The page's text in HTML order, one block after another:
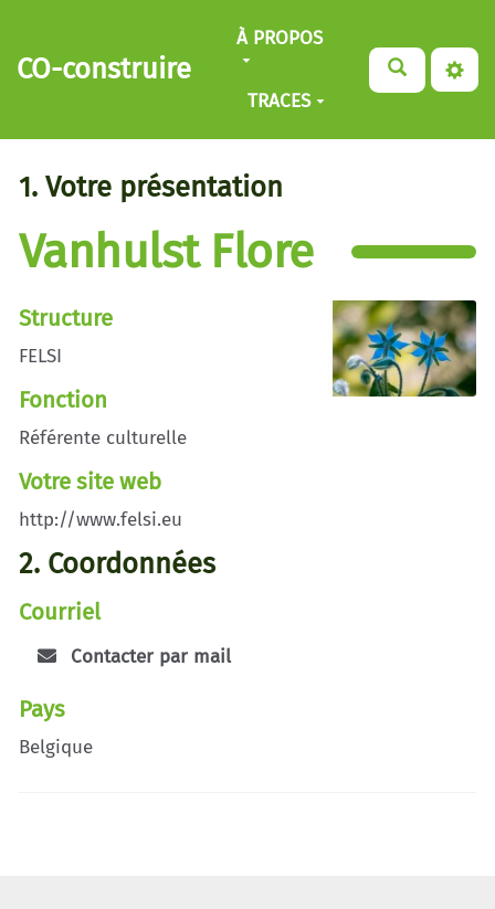
Aller au contenu principal
CO-construire
À PROPOS
TRACES
1. Votre présentation
Vanhulst Flore
Structure
FELSI
Fonction
Référente culturelle
Votre site web
http://www.felsi.eu
2. Coordonnées
Courriel
Contacter par mail
Pays
Belgique